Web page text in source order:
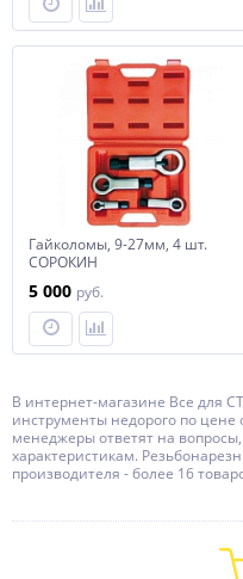
Гайколомы, 9-27мм, 4 шт.
СОРОКИН
5 000 руб.
В интернет-магазине Все для
инструменты недорого по цене
менеджеры ответят на
характеристикам.
производителя - более 16